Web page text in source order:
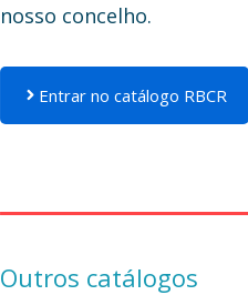
nosso concelho.
Entrar no catálogo RBCR
Outros catálogos